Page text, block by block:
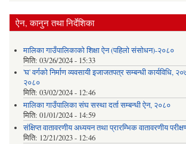
ऐन, कानुन तथा निर्देशिका
मालिका गाउँपालिकाको शिक्षा ऐन (पहिलो संसोधन)-२०८०
मिति: 03/26/2024 - 15:33
'घ' वर्गको निर्माण व्यवसायी इजाजतपत्र सम्बन्धी कार्यविधि,
२०८०
मिति: 03/02/2024 - 12:46
मालिका गाउँपालिका संघ सस्था दर्ता सम्बन्धी ऐन, २०८०
मिति: 01/01/2024 - 14:59
संक्षिप्त वातावरणीय अध्ययन तथा प्रारम्भिक वातावरणीय
मिति: 12/21/2023 - 12:46